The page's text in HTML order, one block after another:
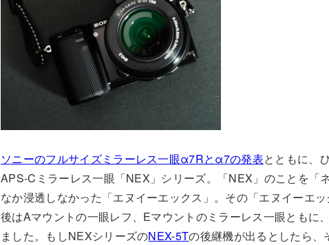
ソニーのフルサイズミラーレス一眼α7Rとα7の発表とともに、
APS-Cミラーレス一眼「NEX」シリーズ。「NEX」のことを「
なか浸透しなかった「エヌイーエックス」。その「エヌイーエ
後はAマウントの一眼レフ、Eマウントのミラーレス一眼ともに
ました。もしNEXシリーズのNEX-5Tの後継機が出るとしたら